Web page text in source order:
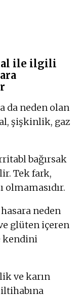
ile ilgili
da neden olan
şişkinlik, gaz
bağırsak
Tek fark,
olmamasıdır.
neden
glüten içeren
kendini
ve karın